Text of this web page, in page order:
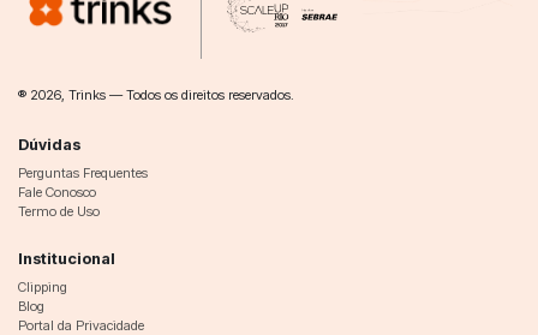
® 2026, Trinks — Todos os direitos reservados.
Dúvidas
Perguntas Frequentes
Fale Conosco
Termo de Uso
Institucional
Clipping
Blog
Portal da Privacidade